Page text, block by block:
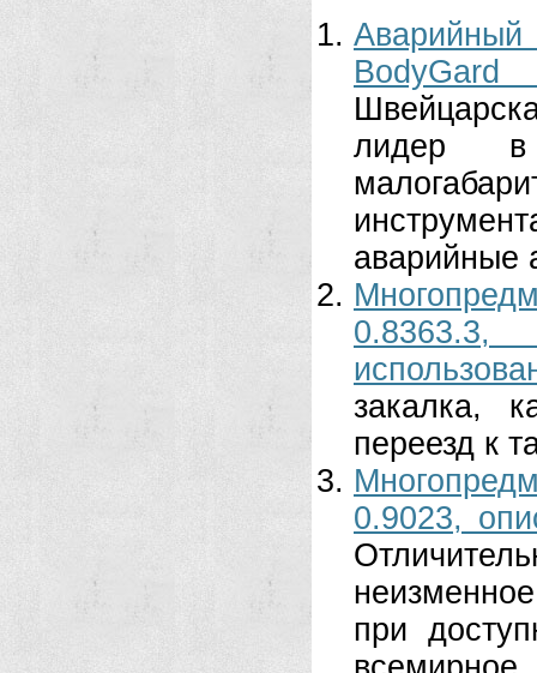
Аварийный
лидер в
аварийные
закалка,
переезд к
0.9023,
при